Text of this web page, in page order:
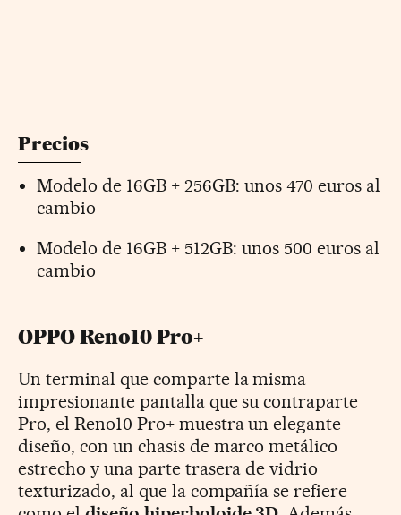
Precios
Modelo de 16GB + 256GB: unos 470 euros al
cambio
Modelo de 16GB + 512GB: unos 500 euros al
cambio
OPPO Reno10 Pro+
Un terminal que comparte la misma
impresionante pantalla que su contraparte
Pro, el Reno10 Pro+ muestra un elegante
diseño, con un chasis de marco metálico
estrecho y una parte trasera de vidrio
texturizado, al que la compañía se refiere